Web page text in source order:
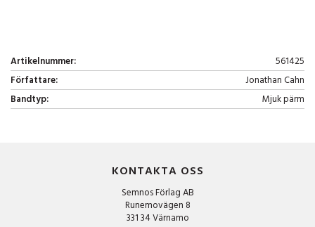
Artikelnummer:
561425
Författare:
Jonathan Cahn
Bandtyp:
Mjuk pärm
KONTAKTA OSS
Semnos Förlag AB
Runemovägen 8
331 34 Värnamo